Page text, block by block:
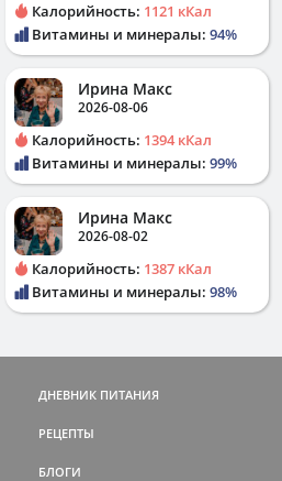
Калорийность: 1121 кКал
Витамины и минералы: 94%
Ирина Макс
2026-08-06
Калорийность: 1394 кКал
Витамины и минералы: 99%
Ирина Макс
2026-08-02
Калорийность: 1387 кКал
Витамины и минералы: 98%
ДНЕВНИК ПИТАНИЯ
РЕЦЕПТЫ
БЛОГИ